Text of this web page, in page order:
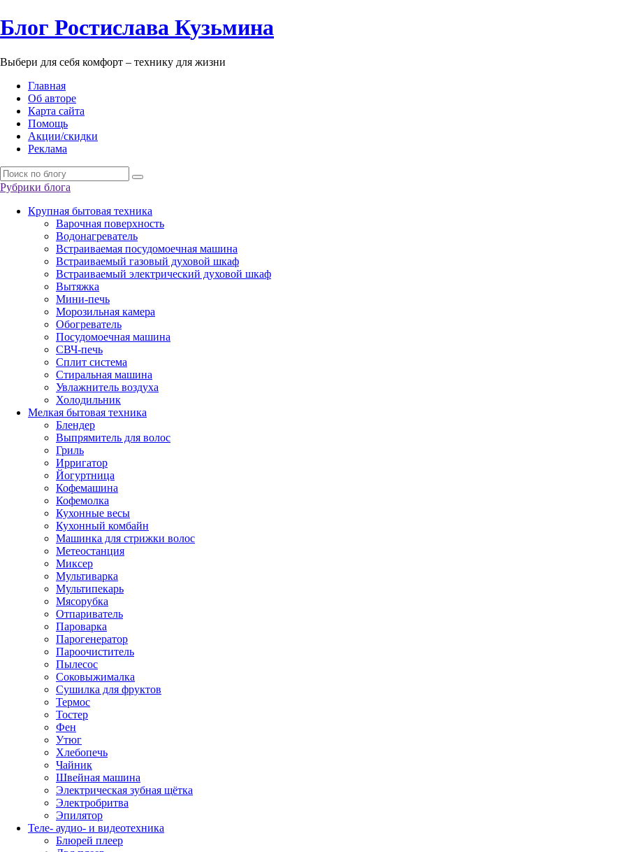
Блог Ростислава Кузьмина
Выбери для себя комфорт – технику для жизни
Главная
Об авторе
Карта сайта
Помощь
Акции/скидки
Реклама
Рубрики блога
Крупная бытовая техника
Варочная поверхность
Водонагреватель
Встраиваемая посудомоечная машина
Встраиваемый газовый духовой шкаф
Встраиваемый электрический духовой шкаф
Вытяжка
Мини-печь
Морозильная камера
Обогреватель
Посудомоечная машина
СВЧ-печь
Сплит система
Стиральная машина
Увлажнитель воздуха
Холодильник
Мелкая бытовая техника
Блендер
Выпрямитель для волос
Гриль
Ирригатор
Йогуртница
Кофемашина
Кофемолка
Кухонные весы
Кухонный комбайн
Машинка для стрижки волос
Метеостанция
Миксер
Мультиварка
Мультипекарь
Мясорубка
Отпариватель
Пароварка
Парогенератор
Пароочиститель
Пылесос
Соковыжималка
Сушилка для фруктов
Термос
Тостер
Фен
Утюг
Хлебопечь
Чайник
Швейная машина
Электрическая зубная щётка
Электробритва
Эпилятор
Теле- аудио- и видеотехника
Блюрей плеер